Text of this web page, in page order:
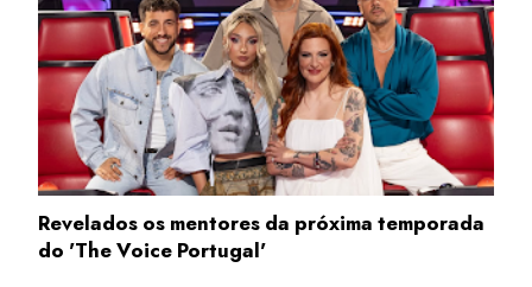
Revelados os mentores da próxima temporada
do 'The Voice Portugal'